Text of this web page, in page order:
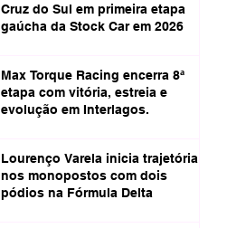
Cruz do Sul em primeira etapa
gaúcha da Stock Car em 2026
Max Torque Racing encerra 8ª
etapa com vitória, estreia e
evolução em Interlagos.
Lourenço Varela inicia trajetória
nos monopostos com dois
pódios na Fórmula Delta